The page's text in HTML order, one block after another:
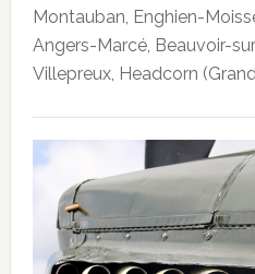
Montauban, Enghien-
Angers-Marcé, Beauvoir-
Villepreux, Headcorn